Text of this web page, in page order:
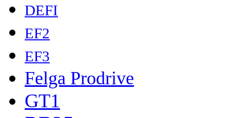
DEFI
EF2
EF3
Felga Prodrive
GT1